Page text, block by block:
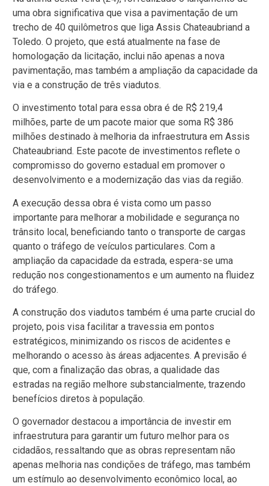
uma obra significativa que visa a pavimentação de um
trecho de 40 quilômetros que liga Assis Chateaubriand a
Toledo. O projeto, que está atualmente na fase de
homologação da licitação, inclui não apenas a nova
pavimentação, mas também a ampliação da capacidade da
via e a construção de três viadutos.
O investimento total para essa obra é de R$ 219,4
milhões, parte de um pacote maior que soma R$ 386
milhões destinado à melhoria da infraestrutura em Assis
Chateaubriand. Este pacote de investimentos reflete o
compromisso do governo estadual em promover o
desenvolvimento e a modernização das vias da região.
A execução dessa obra é vista como um passo
importante para melhorar a mobilidade e segurança no
trânsito local, beneficiando tanto o transporte de cargas
quanto o tráfego de veículos particulares. Com a
ampliação da capacidade da estrada, espera-se uma
redução nos congestionamentos e um aumento na fluidez
do tráfego.
A construção dos viadutos também é uma parte crucial do
projeto, pois visa facilitar a travessia em pontos
estratégicos, minimizando os riscos de acidentes e
melhorando o acesso às áreas adjacentes. A previsão é
que, com a finalização das obras, a qualidade das
estradas na região melhore substancialmente, trazendo
benefícios diretos à população.
O governador destacou a importância de investir em
infraestrutura para garantir um futuro melhor para os
cidadãos, ressaltando que as obras representam não
apenas melhoria nas condições de tráfego, mas também
um estímulo ao desenvolvimento econômico local, ao